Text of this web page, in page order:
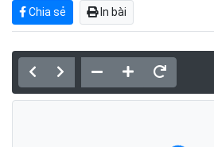
Chia sẻ In bài